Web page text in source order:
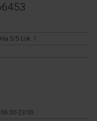
3/5 Lok. 1
06:00-23:00